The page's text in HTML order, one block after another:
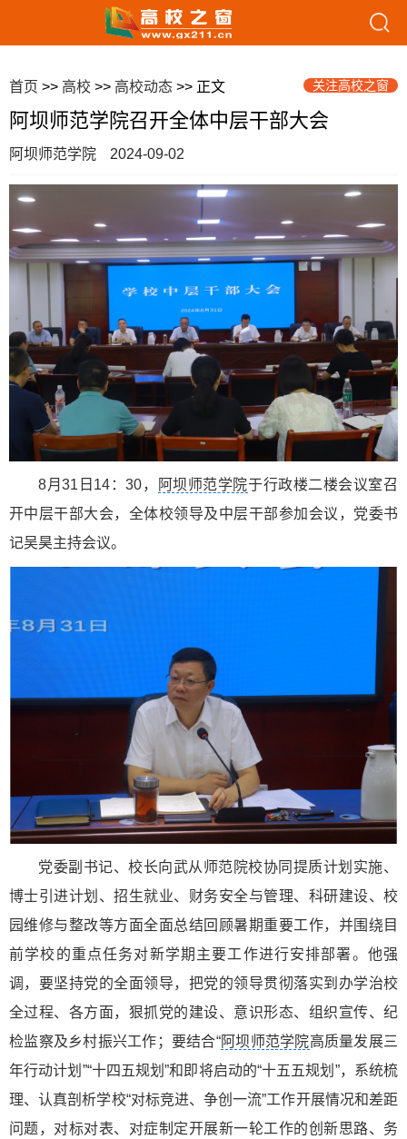
首页 >> 高校 >> 高校动态 >> 正文 关注高校之窗
阿坝师范学院召开全体中层干部大会
阿坝师范学院 2024-09-02
8月31日14：30， 阿坝师范学院于行政楼二楼会议室召
开中层干部大会，全体校领导及中层干部参加会议，党委书
记吴昊主持会议。
党委副书记、校长向武从师范院校协同提质计划实施、
博士引进计划、招生就业、财务安全与管理、科研建设、校
园维修与整改等方面全面总结回顾暑期重要工作，并围绕目
前学校的重点任务对新学期主要工作进行安排部署。他强
调，要坚持党的全面领导，把党的领导贯彻落实到办学治校
全过程、各方面，狠抓党的建设、意识形态、组织宣传、纪
检监察及乡村振兴工作；要结合“阿坝师范学院高质量发展三
年行动计划”“十四五规划”和即将启动的“十五五规划”，系统梳
理、认真剖析学校“对标竞进、争创一流”工作开展情况和差距
问题，对标对表、对症制定开展新一轮工作的创新思路、务